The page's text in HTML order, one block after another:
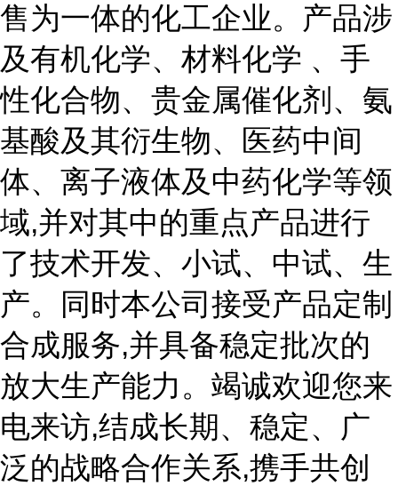
售为一体的化工企业。产品涉
及有机化学、材料化学 、手
性化合物、贵金属催化剂、氨
基酸及其衍生物、医药中间
体、离子液体及中药化学等领
域,并对其中的重点产品进行
了技术开发、小试、中试、生
产。同时本公司接受产品定制
合成服务,并具备稳定批次的
放大生产能力。竭诚欢迎您来
电来访,结成长期、稳定、广
泛的战略合作关系,携手共创